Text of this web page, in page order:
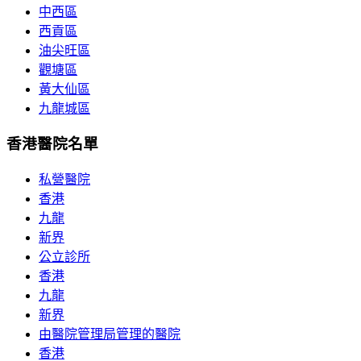
中西區
西貢區
油尖旺區
觀塘區
黃大仙區
九龍城區
香港醫院名單
私營醫院
香港
九龍
新界
公立診所
香港
九龍
新界
由醫院管理局管理的醫院
香港